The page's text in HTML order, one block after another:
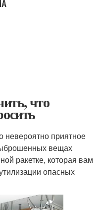
что
невероятно приятное
вещах
ракетке, которая вам
опасных